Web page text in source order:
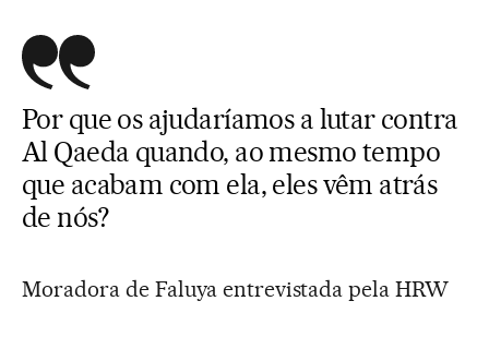
Por que os ajudaríamos a lutar contra
Al Qaeda quando, ao mesmo tempo
que acabam com ela, eles vêm atrás
de nós?
Moradora de Faluya entrevistada pela HRW